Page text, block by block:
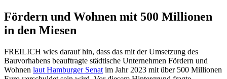
Fördern und Wohnen mit 500 Millionen
in den Miesen
FREILICH wies darauf hin, dass das mit der Umsetzung des
Bauvorhabens beauftragte städtische Unternehmen Fördern und
Wohnen laut Hamburger Senat im Jahr 2023 mit über 500 Millionen